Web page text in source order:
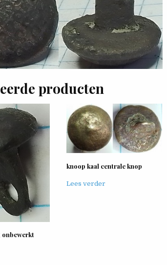
producten
onbewerkt
knoop kaal centrale knop
Lees verder